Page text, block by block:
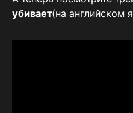
убивает(на английском